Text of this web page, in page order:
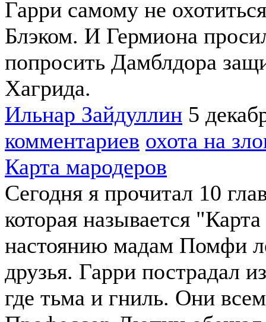
Гарри самому не
Блэком. И Гермиона
попросить Дамблдора
Хагрида.
Ильнар Зайдуллин 5
комментариев охота на
Карта мародеров
Сегодня я прочитал 10
которая называется
настоянию мадам Помфи
друзья. Гарри пострадал
где тьма и гниль. Они